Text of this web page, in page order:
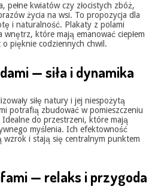
pełne kwiatów czy złocistych zbóż,
życia na wsi. To propozycja dla
i naturalność. Plakaty z polami
wnętrz, które mają emanować ciepłem
pięknie codziennych chwil.
— siła i dynamika
siłę natury i jej niespożytą
potrafią zbudować w pomieszczeniu
do przestrzeni, które mają
myślenia. Ich efektowność
wzrok i stają się centralnym punktem
— relaks i przygoda